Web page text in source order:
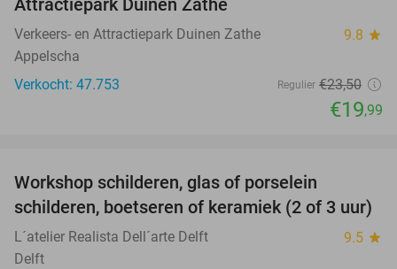
Attractiepark Duinen Zathe
Verkeers- en Attractiepark Duinen Zathe 9.8 star
Appelscha
Verkocht: 47.753
Regulier €23,50
€19,99
Workshop schilderen, glas of porselein
schilderen, boetseren of keramiek (2 of 3 uur)
L´atelier Realista Dell´arte Delft 9.5 star
Delft